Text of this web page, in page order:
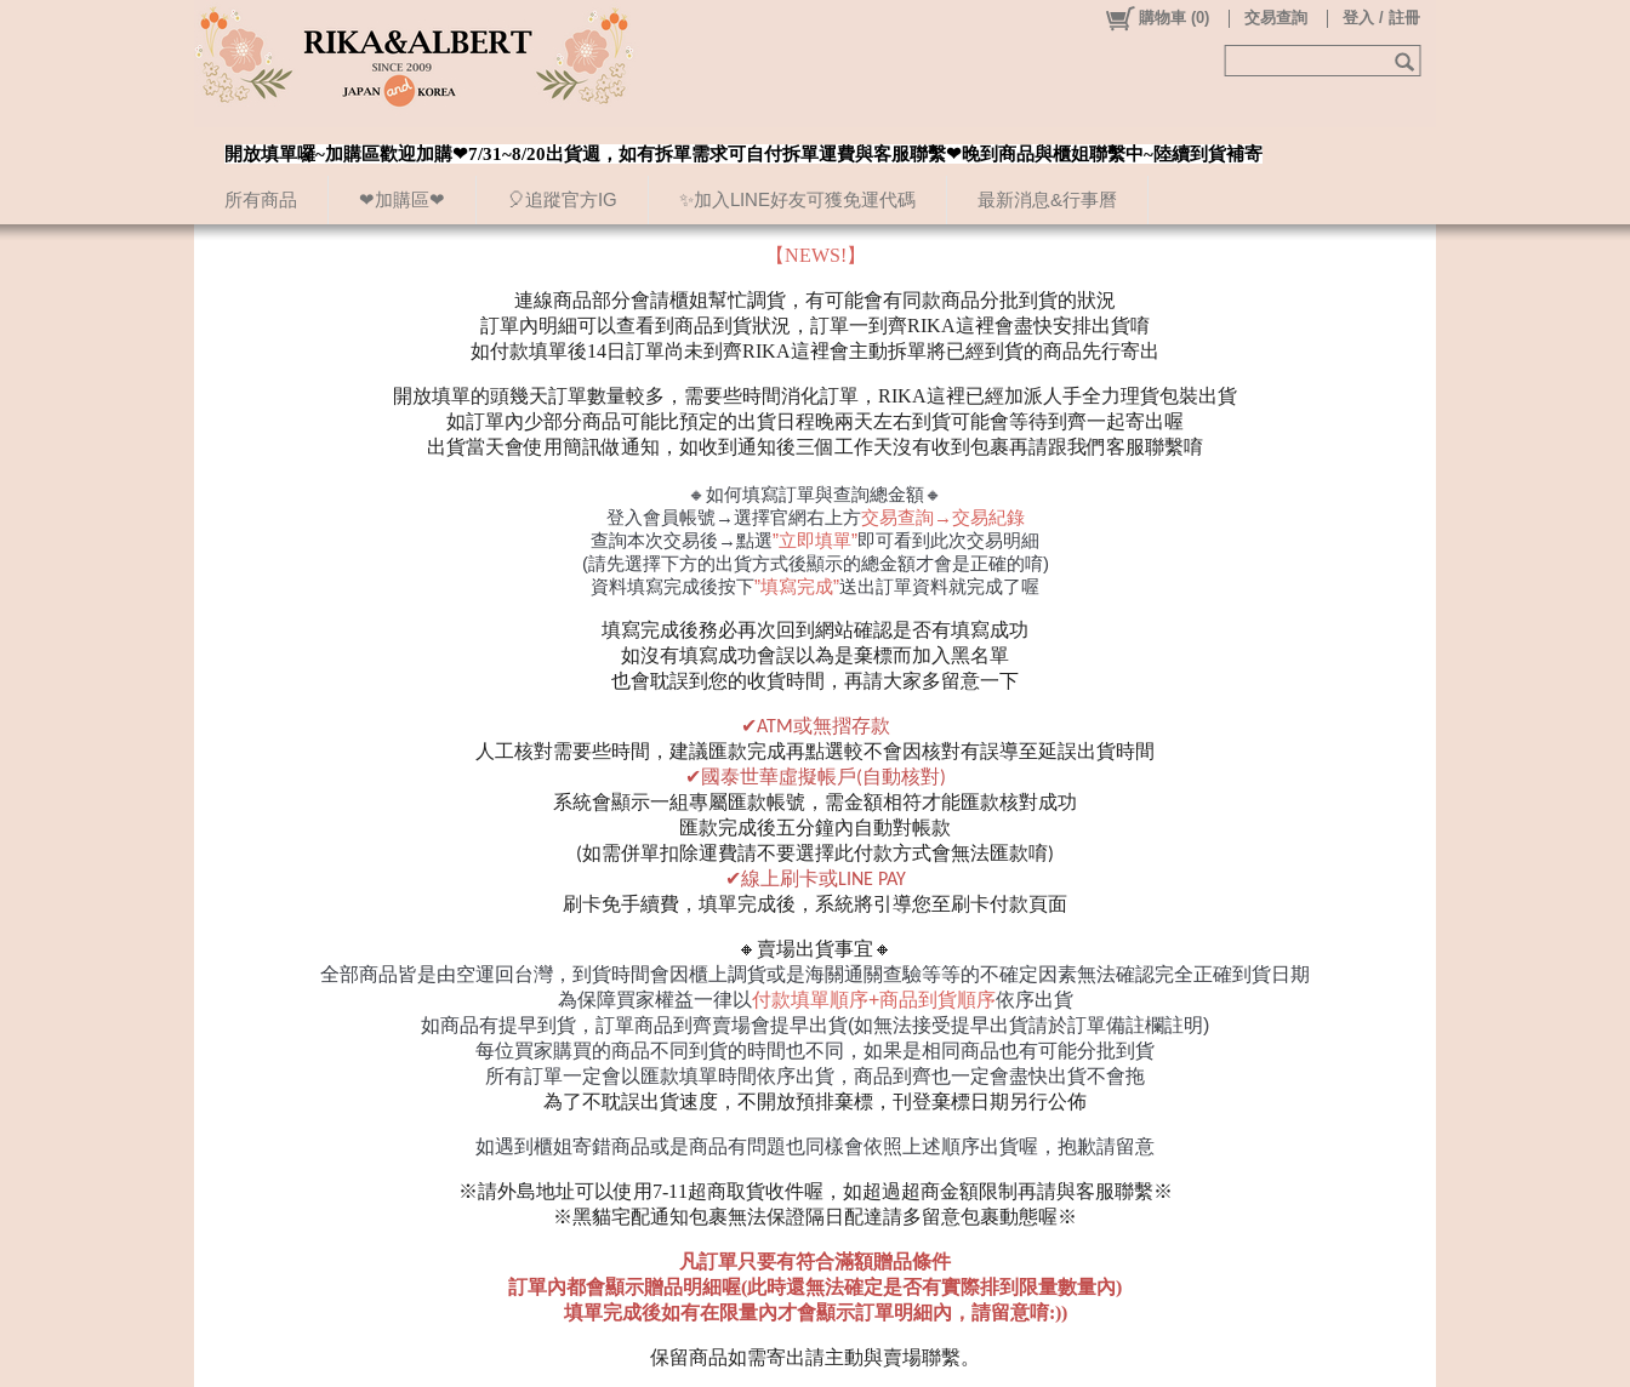
所有商品 ❤加購區❤ 🎈追蹤官方IG ✨加入LINE好友可獲免運代碼 最新消息&行事曆
購物車 (0) 交易查詢 登入 / 註冊
開放填單囉~加購區歡迎加購❤7/31~8/20出貨週，如有拆單需求可自付拆單運費與客服聯繫❤晚到商品與櫃姐聯繫中~陸續到貨補寄